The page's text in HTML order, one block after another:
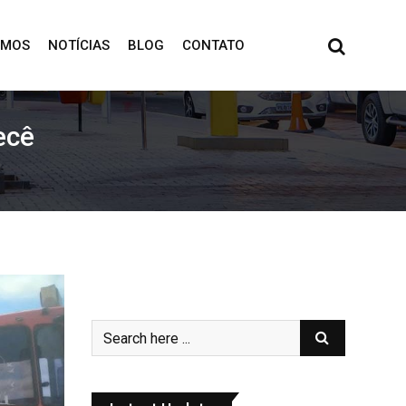
NOTÍCIAS BLOG CONTATO